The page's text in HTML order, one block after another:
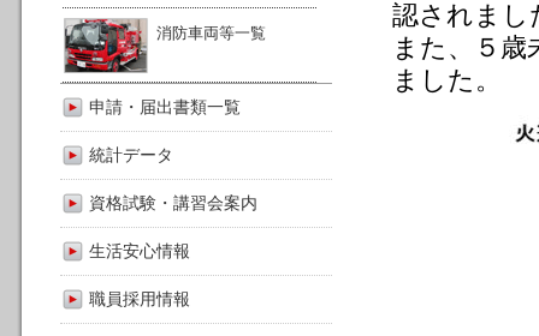
消防車両等一覧
申請・届出書類一覧
統計データ
資格試験・講習会案内
生活安心情報
職員採用情報
認されまし
また、５
ました。